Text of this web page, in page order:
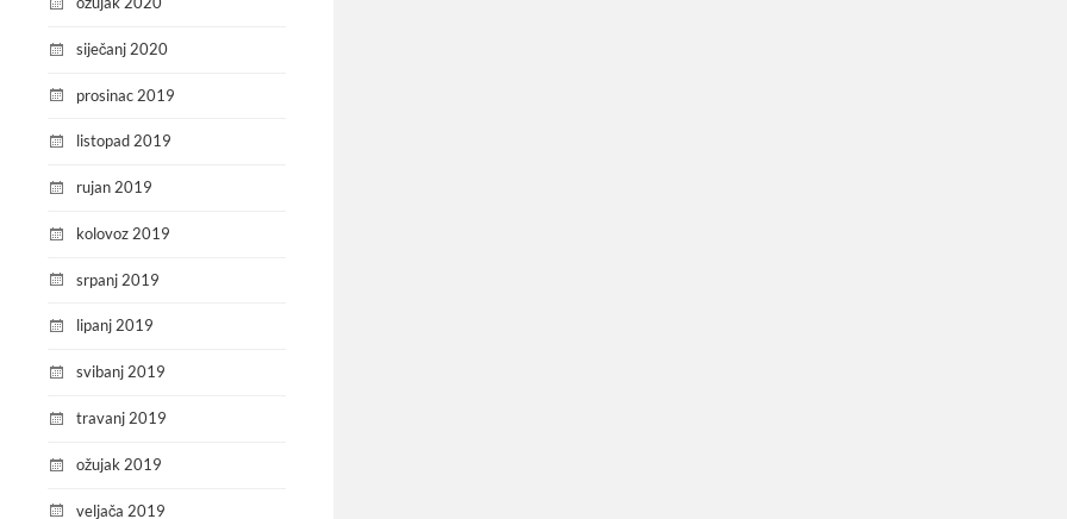
siječanj 2020
prosinac 2019
listopad 2019
rujan 2019
kolovoz 2019
srpanj 2019
lipanj 2019
svibanj 2019
travanj 2019
ožujak 2019
veljača 2019